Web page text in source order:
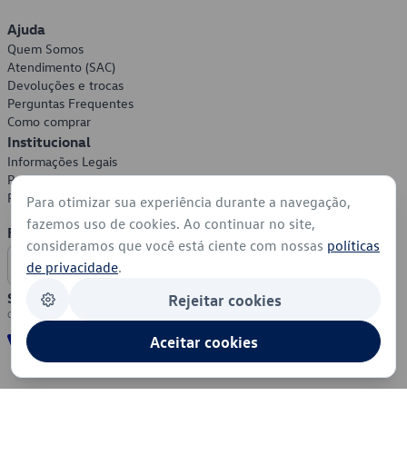
Ajuda
Quem Somos
Atendimento (SAC)
Devoluções e trocas
Perguntas Frequentes
Como comprar
Institucional
Informações Legais
Política de Privacidade
Política de Cookies
Formas de Pagamento
Segurança
Para otimizar sua experiência durante a navegação,
fazemos uso de cookies. Ao continuar no site,
consideramos que você está ciente com nossas políticas
de privacidade.
Rejeitar cookies
Aceitar cookies